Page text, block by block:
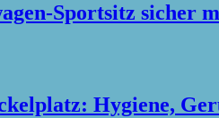
Sportsitz sicher
Hygiene,